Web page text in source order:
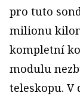
pro tuto
milionu
kompletní
modulu
teleskopu. V